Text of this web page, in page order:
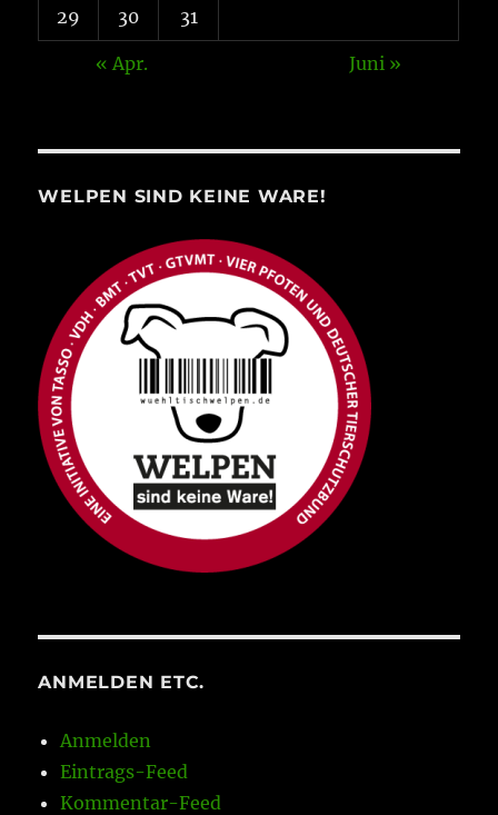
29 30 31
« Apr. Juni »
WELPEN SIND KEINE WARE!
ANMELDEN ETC.
Anmelden
Eintrags-Feed
Kommentar-Feed